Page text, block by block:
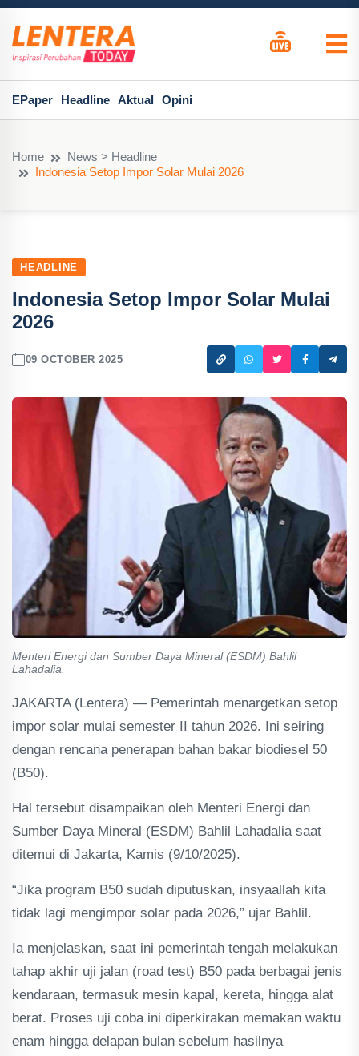
EPaper Headline Aktual Opini
Home
News > Headline
Indonesia Setop Impor Solar Mulai 2026
HEADLINE
Indonesia Setop Impor Solar Mulai
2026
09 OCTOBER 2025
Menteri Energi dan Sumber Daya Mineral (ESDM) Bahlil
Lahadalia.
JAKARTA (Lentera) — Pemerintah menargetkan setop
impor solar mulai semester II tahun 2026. Ini seiring
dengan rencana penerapan bahan bakar biodiesel 50
(B50).
Hal tersebut disampaikan oleh Menteri Energi dan
Sumber Daya Mineral (ESDM) Bahlil Lahadalia saat
ditemui di Jakarta, Kamis (9/10/2025).
“Jika program B50 sudah diputuskan, insyaallah kita
tidak lagi mengimpor solar pada 2026,” ujar Bahlil.
Ia menjelaskan, saat ini pemerintah tengah melakukan
tahap akhir uji jalan (road test) B50 pada berbagai jenis
kendaraan, termasuk mesin kapal, kereta, hingga alat
berat. Proses uji coba ini diperkirakan memakan waktu
enam hingga delapan bulan sebelum hasilnya